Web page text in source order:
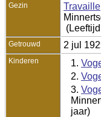
Gezin
Getrouwd 2 jul
Kinderen 1.
2.
3.
jaar)